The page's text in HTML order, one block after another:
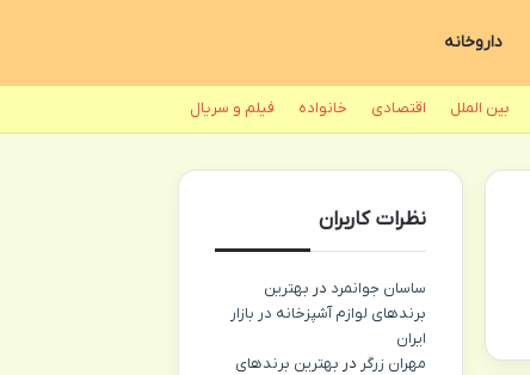
داروخانه
بین الملل اقتصادی خانواده فیلم و سریال
نظرات کاربران
ساسان جوانمرد در بهترین
برندهای لوازم آشپزخانه در بازار
ایران
مهران زرگر در بهترین برندهای